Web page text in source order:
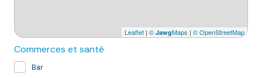
Leaflet | © JawgMaps | © OpenStreetMap
Commerces et santé
Bar